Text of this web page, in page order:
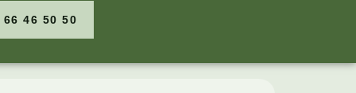
66 46 50 50